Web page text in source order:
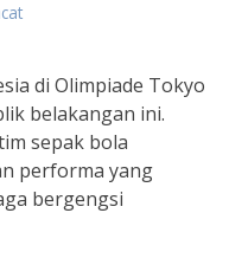
di Olimpiade Tokyo
belakangan ini.
sepak bola
performa yang
bergengsi